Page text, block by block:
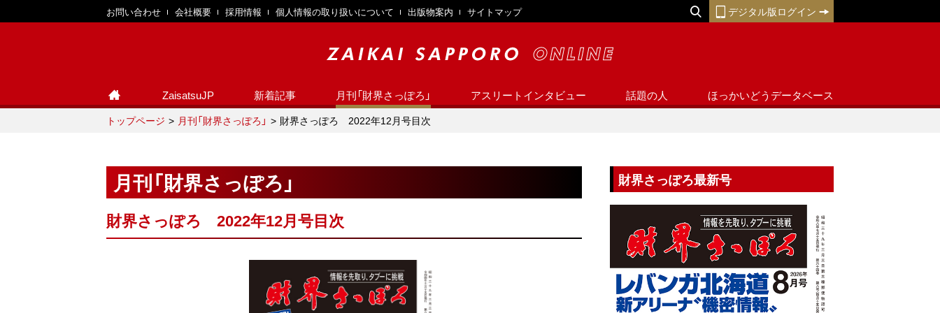
お問い合わせ 会社概要 採用情報 個人情報の取り扱いについて 出版物案内 サイトマップ デジタル版ログイン
ZaisatsuJP 新着記事 月刊「財界さっぽろ」 アスリートインタビュー 話題の人 ほっかいどうデータベース
トップページ 月刊「財界さっぽろ」 財界さっぽろ 2022年12月号目次
月刊「財界さっぽろ」
財界さっぽろ 2022年12月号目次
財界さっぽろ最新号